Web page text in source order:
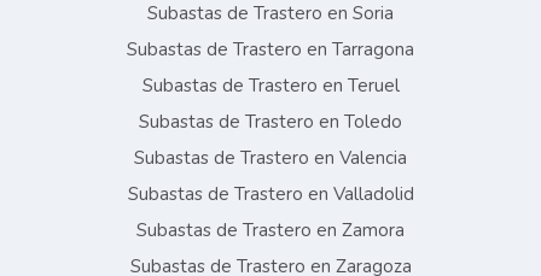
Subastas de Trastero en Soria
Subastas de Trastero en Tarragona
Subastas de Trastero en Teruel
Subastas de Trastero en Toledo
Subastas de Trastero en Valencia
Subastas de Trastero en Valladolid
Subastas de Trastero en Zamora
Subastas de Trastero en Zaragoza